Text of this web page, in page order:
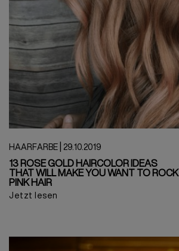
HAARFARBE| 29.10.2019
13 ROSE GOLD HAIRCOLOR IDEAS
THAT WILL MAKE YOU WANT TO ROCK
PINK HAIR
Jetzt lesen